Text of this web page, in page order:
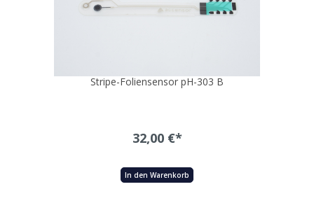
Stripe-Foliensensor pH-303 B
32,00 €*
In den Warenkorb